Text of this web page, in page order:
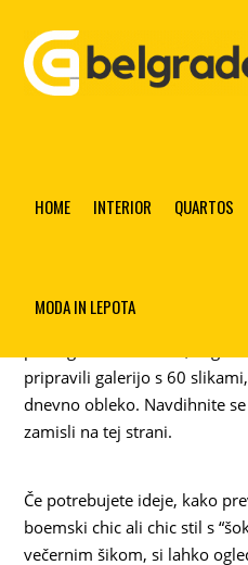
HOME INTERIOR QUARTOS
MODA IN LEPOTA
dama, ki se zna obleči, ne da
pripravili galerijo s 60
dnevno obleko. Navdihnite
zamisli na tej strani.
Če potrebujete ideje, kako
boemski chic ali chic stil s
večernim šikom, si lahko